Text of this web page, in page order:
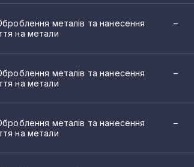
металів та нанесення
на метали
–
металів та нанесення
на метали
–
металів та нанесення
на метали
–